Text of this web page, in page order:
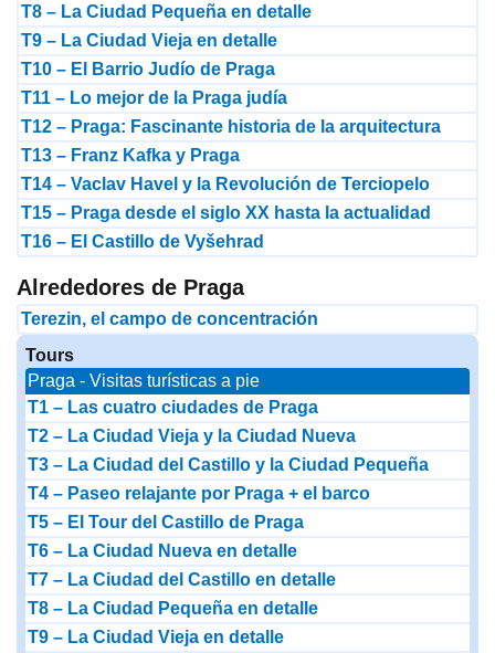
T8 – La Ciudad Pequeña en detalle
T9 – La Ciudad Vieja en detalle
T10 – El Barrio Judío de Praga
T11 – Lo mejor de la Praga judía
T12 – Praga: Fascinante historia de la arquitectura
T13 – Franz Kafka y Praga
T14 – Vaclav Havel y la Revolución de Terciopelo
T15 – Praga desde el siglo XX hasta la actualidad
T16 – El Castillo de Vyšehrad
Alrededores de Praga
Terezin, el campo de concentración
Tours
Praga - Visitas turísticas a pie
T1 – Las cuatro ciudades de Praga
T2 – La Ciudad Vieja y la Ciudad Nueva
T3 – La Ciudad del Castillo y la Ciudad Pequeña
T4 – Paseo relajante por Praga + el barco
T5 – El Tour del Castillo de Praga
T6 – La Ciudad Nueva en detalle
T7 – La Ciudad del Castillo en detalle
T8 – La Ciudad Pequeña en detalle
T9 – La Ciudad Vieja en detalle